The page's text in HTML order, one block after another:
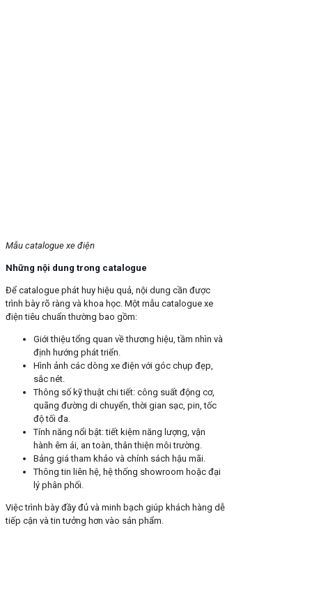
Mẫu catalogue xe điện
Những nội dung trong catalogue
Để catalogue phát huy hiệu quả, nội dung cần được
trình bày rõ ràng và khoa học. Một mẫu catalogue xe
điện tiêu chuẩn thường bao gồm:
Giới thiệu tổng quan về thương hiệu, tầm nhìn và
định hướng phát triển.
Hình ảnh các dòng xe điện với góc chụp đẹp,
sắc nét.
Thông số kỹ thuật chi tiết: công suất động cơ,
quãng đường di chuyển, thời gian sạc, pin, tốc
độ tối đa.
Tính năng nổi bật: tiết kiệm năng lượng, vận
hành êm ái, an toàn, thân thiện môi trường.
Bảng giá tham khảo và chính sách hậu mãi.
Thông tin liên hệ, hệ thống showroom hoặc đại
lý phân phối.
Việc trình bày đầy đủ và minh bạch giúp khách hàng dễ
tiếp cận và tin tưởng hơn vào sản phẩm.